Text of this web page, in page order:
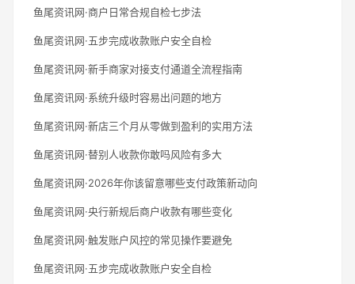
鱼尾资讯网·商户日常合规自检七步法
鱼尾资讯网·五步完成收款账户安全自检
鱼尾资讯网·新手商家对接支付通道全流程指南
鱼尾资讯网·系统升级时容易出问题的地方
鱼尾资讯网·新店三个月从零做到盈利的实用方法
鱼尾资讯网·替别人收款你敢吗风险有多大
鱼尾资讯网·2026年你该留意哪些支付政策新动向
鱼尾资讯网·央行新规后商户收款有哪些变化
鱼尾资讯网·触发账户风控的常见操作要避免
鱼尾资讯网·五步完成收款账户安全自检